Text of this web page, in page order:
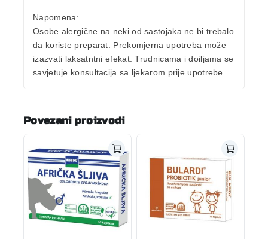
Napomena:
Osobe alergične na neki od sastojaka ne bi trebalo
da koriste preparat. Prekomjerna upotreba može
izazvati laksatntni efekat. Trudnicama i doiljama se
savjetuje konsultacija sa ljekarom prije upotrebe.
Povezani proizvodi